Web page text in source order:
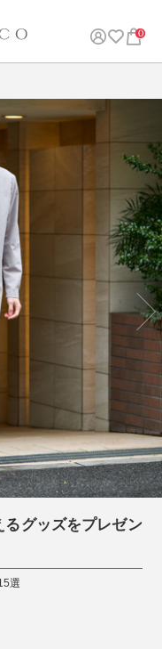
0
グッズをプレゼン
選